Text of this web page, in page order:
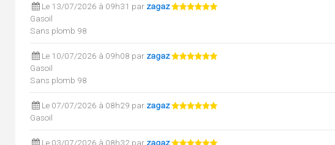
Le 13/07/2026 à 09h31 par zagaz
Gasoil
Sans plomb 98
Le 10/07/2026 à 09h08 par zagaz
Gasoil
Sans plomb 98
Le 07/07/2026 à 08h29 par zagaz
Gasoil
Le 03/07/2026 à 08h32 par zagaz